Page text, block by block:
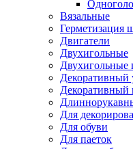
Вязальные
Герметизация
Двигатели
Двухигольные
Двухигольные
Декоративный
Декоративный
Для
Для обуви
Для паеток